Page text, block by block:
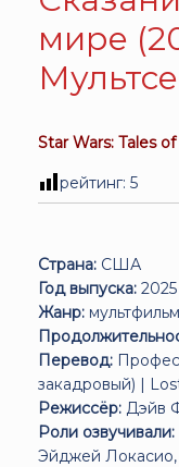
мире
Star Wars: Tales
рейтинг: 5
Страна: США
Год выпуска: 2025
Жанр:
Перевод:
закадровый) |
Режиссёр: Дэйв
Роли озвучивали:
Эйджей